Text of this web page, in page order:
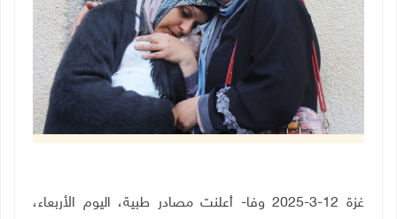
غزة 12-3-2025 وفا- أعلنت مصادر طبية، اليوم الأربعاء،